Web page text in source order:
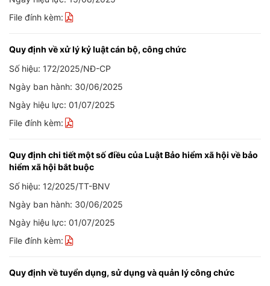
File đính kèm:
Quy định về xử lý kỷ luật cán bộ, công chức
Số hiệu: 172/2025/NĐ-CP
Ngày ban hành: 30/06/2025
Ngày hiệu lực: 01/07/2025
File đính kèm:
Quy định chi tiết một số điều của Luật Bảo hiểm xã hội về bảo
hiểm xã hội bắt buộc
Số hiệu: 12/2025/TT-BNV
Ngày ban hành: 30/06/2025
Ngày hiệu lực: 01/07/2025
File đính kèm:
Quy định về tuyển dụng, sử dụng và quản lý công chức